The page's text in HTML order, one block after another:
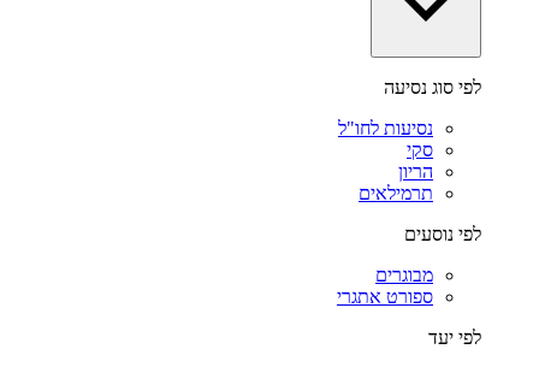
לפי סוג נסיעה
נסיעות לחו"ל
סקי
הריון
תרמילאים
לפי נוסעים
מבוגרים
ספורט אתגרי
לפי יעד